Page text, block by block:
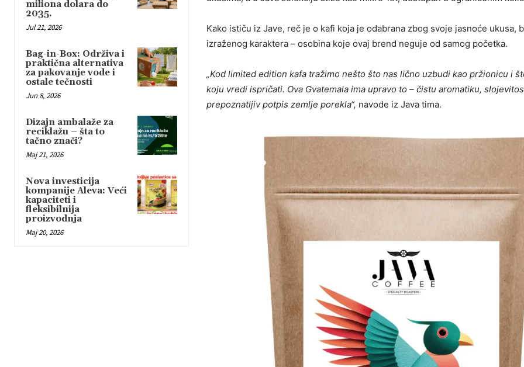
miliona dolara do
2035.
Jul 21, 2026
Bag-in-Box: Održiva i
praktična alternativa
za pakovanje vode i
ostale tečnosti
Jun 8, 2026
Dizajn ambalaže za
reciklažu – šta to
tačno znači?
Maj 21, 2026
Nova investicija
kompanije Aleva: Veći
kapaciteti i
fleksibilnija
proizvodnja
Maj 20, 2026
Kako ističu iz Jave, reč je o kafi koja je odabrana zbog svoje jasnoće ukusa,
izraženog karaktera – osobina koje ovaj brend neguje od samog početka.
„Kod limited edition kafa tražimo nešto što nas lično uzbudi kao pržionicu i
koju vredi ispričati. Ova Gvatemala ima upravo to – čistu aromatiku,
prepoznatljiv potpis zemlje porekla“, navode iz Java tima.